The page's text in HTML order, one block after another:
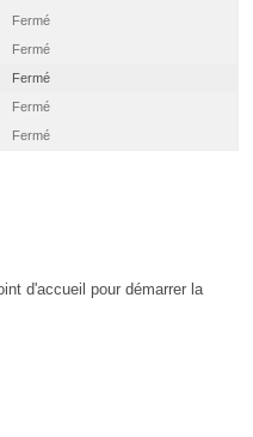
Fermé
Fermé
Fermé
Fermé
Fermé
d'accueil pour démarrer la